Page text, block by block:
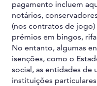
pagamento incluem
notários,
(nos contratos de
prémios em bingos,
No entanto, algumas
isenções, como o
social, as entidades de
instituições